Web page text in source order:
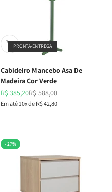
PRONTA-ENTREGA
Cabideiro Mancebo Asa De
Madeira Cor Verde
Preço promocional
R$ 385,20Preço normal
R$ 588,00
Em até 10x de R$ 42,80
- 27%